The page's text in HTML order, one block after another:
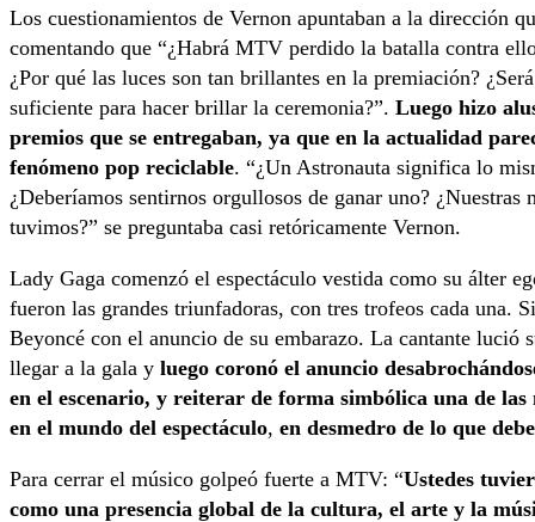
Los cuestionamientos de Vernon apuntaban a la dirección
comentando que “¿Habrá MTV perdido la batalla contra
¿Por qué las luces son tan brillantes en la premiación?
suficiente para hacer brillar la ceremonia?”. Luego hizo
premios que se entregaban, ya que en la actualidad
fenómeno pop reciclable. “¿Un Astronauta significa lo
¿Deberíamos sentirnos orgullosos de ganar uno?
tuvimos?” se preguntaba casi retóricamente Vernon.
Lady Gaga comenzó el espectáculo vestida como su álter
fueron las grandes triunfadoras, con tres trofeos cada una.
Beyoncé con el anuncio de su embarazo. La cantante
llegar a la gala y luego coronó el anuncio
en el escenario, y reiterar de forma simbólica una de las
en el mundo del espectáculo, en desmedro de lo que
Para cerrar el músico golpeó fuerte a MTV: “Ustedes
como una presencia global de la cultura, el arte y la